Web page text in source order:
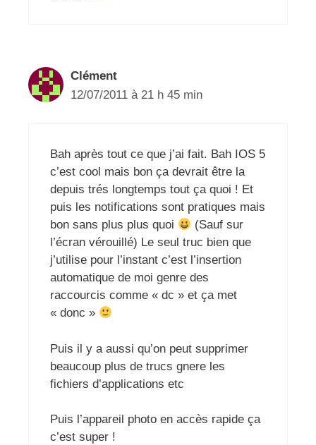
Clément
12/07/2011 à 21 h 45 min
Bah après tout ce que j’ai fait. Bah IOS 5
c’est cool mais bon ça devrait être la
depuis trés longtemps tout ça quoi ! Et
puis les notifications sont pratiques mais
bon sans plus plus quoi
(Sauf sur
l’écran vérouillé) Le seul truc bien que
j’utilise pour l’instant c’est l’insertion
automatique de moi genre des
raccourcis comme « dc » et ça met
« donc »
Puis il y a aussi qu’on peut supprimer
beaucoup plus de trucs gnere les
fichiers d’applications etc
Puis l’appareil photo en accès rapide ça
c’est super !